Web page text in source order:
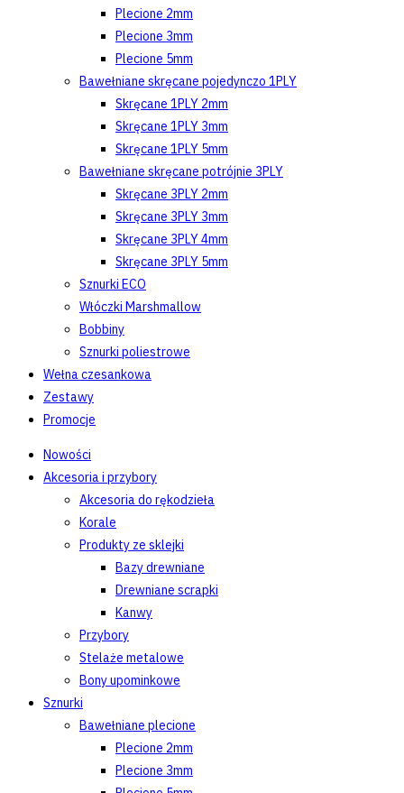
Plecione 2mm
Plecione 3mm
Plecione 5mm
Bawełniane skręcane pojedynczo 1PLY
Skręcane 1PLY 2mm
Skręcane 1PLY 3mm
Skręcane 1PLY 5mm
Bawełniane skręcane potrójnie 3PLY
Skręcane 3PLY 2mm
Skręcane 3PLY 3mm
Skręcane 3PLY 4mm
Skręcane 3PLY 5mm
Sznurki ECO
Włóczki Marshmallow
Bobbiny
Sznurki poliestrowe
Wełna czesankowa
Zestawy
Promocje
Nowości
Akcesoria i przybory
Akcesoria do rękodzieła
Korale
Produkty ze sklejki
Bazy drewniane
Drewniane scrapki
Kanwy
Przybory
Stelaże metalowe
Bony upominkowe
Sznurki
Bawełniane plecione
Plecione 2mm
Plecione 3mm